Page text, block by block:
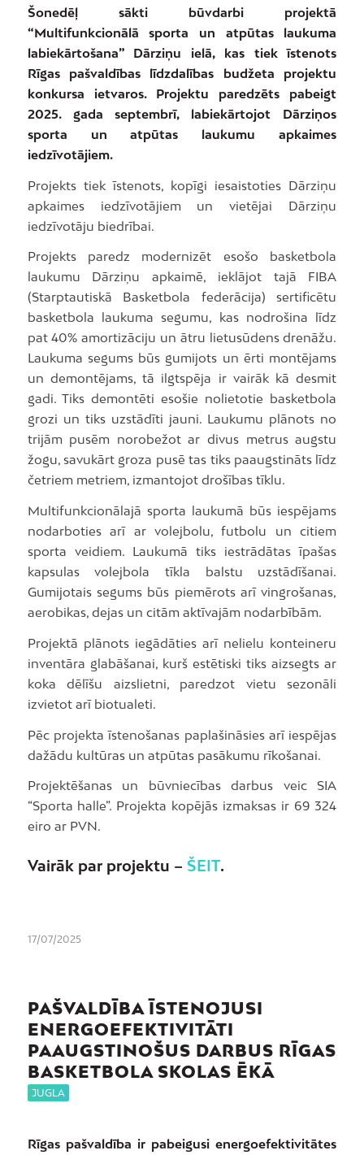
Šonedēļ sākti būvdarbi projektā
“Multifunkcionālā sporta un atpūtas laukuma
labiekārtošana” Dārziņu ielā, kas tiek īstenots
Rīgas pašvaldības līdzdalības budžeta projektu
konkursa ietvaros. Projektu paredzēts pabeigt
2025. gada septembrī, labiekārtojot Dārziņos
sporta un atpūtas laukumu apkaimes
iedzīvotājiem.
Projekts tiek īstenots, kopīgi iesaistoties Dārziņu
apkaimes iedzīvotājiem un vietējai Dārziņu
iedzīvotāju biedrībai.
Projekts paredz modernizēt esošo basketbola
laukumu Dārziņu apkaimē, ieklājot tajā FIBA
(Starptautiskā Basketbola federācija) sertificētu
basketbola laukuma segumu, kas nodrošina līdz
pat 40% amortizāciju un ātru lietusūdens drenāžu.
Laukuma segums būs gumijots un ērti montējams
un demontējams, tā ilgtspēja ir vairāk kā desmit
gadi. Tiks demontēti esošie nolietotie basketbola
grozi un tiks uzstādīti jauni. Laukumu plānots no
trijām pusēm norobežot ar divus metrus augstu
žogu, savukārt groza pusē tas tiks paaugstināts līdz
četriem metriem, izmantojot drošības tīklu.
Multifunkcionālajā sporta laukumā būs iespējams
nodarboties arī ar volejbolu, futbolu un citiem
sporta veidiem. Laukumā tiks iestrādātas īpašas
kapsulas volejbola tīkla balstu uzstādīšanai.
Gumijotais segums būs piemērots arī vingrošanas,
aerobikas, dejas un citām aktīvajām nodarbībām.
Projektā plānots iegādāties arī nelielu konteineru
inventāra glabāšanai, kurš estētiski tiks aizsegts ar
koka dēlīšu aizslietni, paredzot vietu sezonāli
izvietot arī biotualeti.
Pēc projekta īstenošanas paplašināsies arī iespējas
dažādu kultūras un atpūtas pasākumu rīkošanai.
Projektēšanas un būvniecības darbus veic SIA
“Sporta halle”. Projekta kopējās izmaksas ir 69 324
eiro ar PVN.
Vairāk par projektu – ŠEIT.
17/07/2025
PAŠVALDĪBA ĪSTENOJUSI
ENERGOEFEKTIVITĀTI
PAAUGSTINOŠUS DARBUS RĪGAS
BASKETBOLA SKOLAS ĒKĀ
JUGLA
Rīgas pašvaldība ir pabeigusi energoefektivitātes